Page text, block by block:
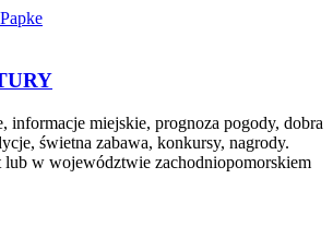
informacje miejskie, prognoza pogody, dobra
świetna zabawa, konkursy, nagrody.
lub w województwie zachodniopomorskiem